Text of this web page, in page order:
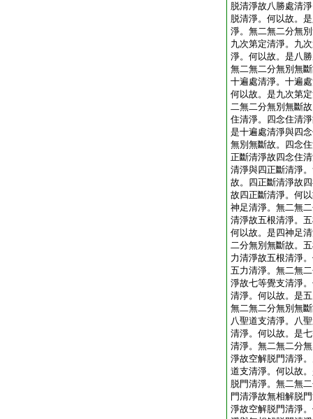
脱清淨故八勝處清
脱清淨。何以故。
淨。無二無二分無
九次第定清淨。九
淨。何以故。是八
無二無二分無別無
十遍處清淨。十遍
何以故。是九次第
二無二分無別無斷
住清淨。四念住清
是十遍處清淨與四
無別無斷故。四念
正斷清淨故四念住
清淨與四正斷清淨
故。四正斷清淨故
故四正斷清淨。何
神足清淨。無二無
清淨故五根清淨。
何以故。是四神足
二分無別無斷故。
力清淨故五根清淨
五力清淨。無二無
淨故七等覺支清淨
清淨。何以故。是
無二無二分無別無
八聖道支清淨。八
清淨。何以故。是
清淨。無二無二分
淨故空解脱門清淨
道支清淨。何以故
脱門清淨。無二無
門清淨故無相解脱
淨故空解脱門清淨